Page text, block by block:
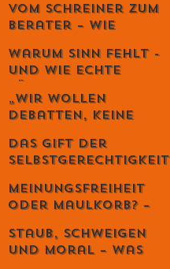
unglaubliche
Kraft,
weiterzugehen.
Vom Schreiner zum
Berater – Wie
Menschen wirklich
reicher macht
Warum Sinn fehlt -
und wie echte
zurückbringt
„Wir wollen
Debatten, keine
Gracia übernimmt
den Schweizer
Monat
Das Gift der
Selbstgerechtigkeit
es zu entgiften
Meinungsfreiheit
oder Maulkorb? –
auf Diskriminierung
die wahre Freiheit
Staub, Schweigen
und Moral – was